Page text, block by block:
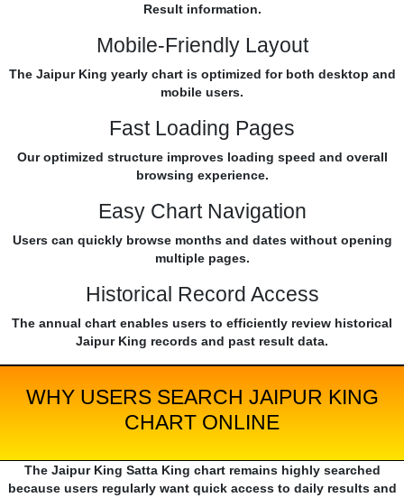
Result information.
Mobile-Friendly Layout
The Jaipur King yearly chart is optimized for both desktop and
mobile users.
Fast Loading Pages
Our optimized structure improves loading speed and overall
browsing experience.
Easy Chart Navigation
Users can quickly browse months and dates without opening
multiple pages.
Historical Record Access
The annual chart enables users to efficiently review historical
Jaipur King records and past result data.
WHY USERS SEARCH JAIPUR KING
CHART ONLINE
The Jaipur King Satta King chart remains highly searched
because users regularly want quick access to daily results and